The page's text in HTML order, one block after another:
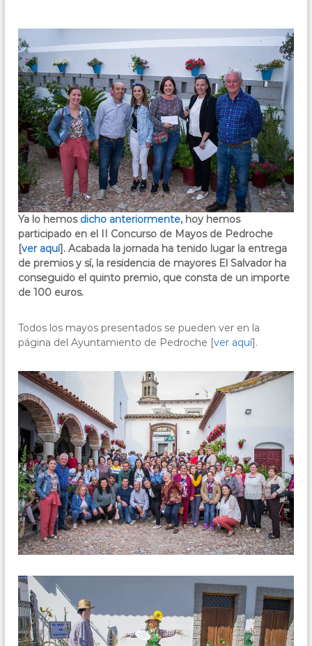
s
"
E
l
S
a
l
v
a
d
o
r
"
–
P
e
o
c
e
C
r
d
o
b
a
r
i
z
a
,
s
o
b
e
t
o
o
e
l
b
e
s
r
d
l
s
p
e
r
s
n
a
s
Ya lo hemosdicho anteriormente, hoy hemos
participado en el II Concurso de Mayos de Pedroche
[ver aquí]. Acabada la jornada ha tenido lugar la entrega
de premios y sí, la residencia de mayores El Salvador ha
conseguido el quinto premio, que consta de un importe
de 100 euros.
Todos los mayos presentados se pueden ver en la
página del Ayuntamiento de Pedroche [ver aquí].